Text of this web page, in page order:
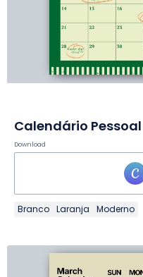
Download
Branco Laranja Moderno